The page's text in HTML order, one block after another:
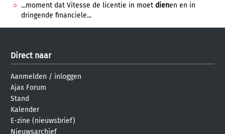
...moment dat Vitesse de licentie in moet dienen en in
dringende financiele...
Direct naar
Aanmelden / inloggen
Ajax Forum
Stand
Kalender
E-zine (nieuwsbrief)
Nieuwsarchief